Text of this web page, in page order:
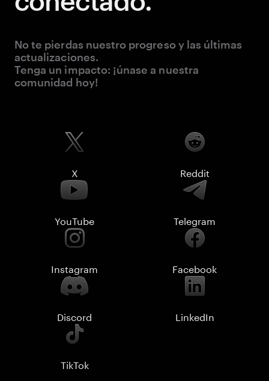
No te pierdas nuestro progreso y las últimas
actualizaciones.
Tenga un impacto: ¡únase a nuestra
comunidad hoy!
X Reddit
YouTube Telegram
Instagram Facebook
Discord LinkedIn
TikTok